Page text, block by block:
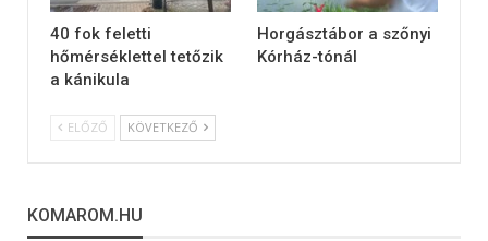
40 fok feletti
hőmérséklettel tetőzik
a kánikula
Horgásztábor a szőnyi
Kórház-tónál
ELŐZŐ KÖVETKEZŐ
KOMAROM.HU